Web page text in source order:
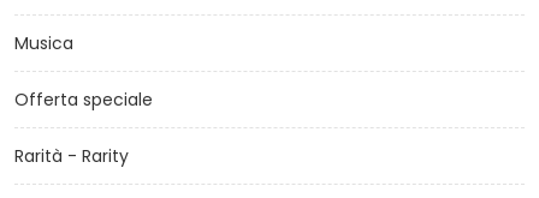
Musica
Offerta speciale
Rarità - Rarity